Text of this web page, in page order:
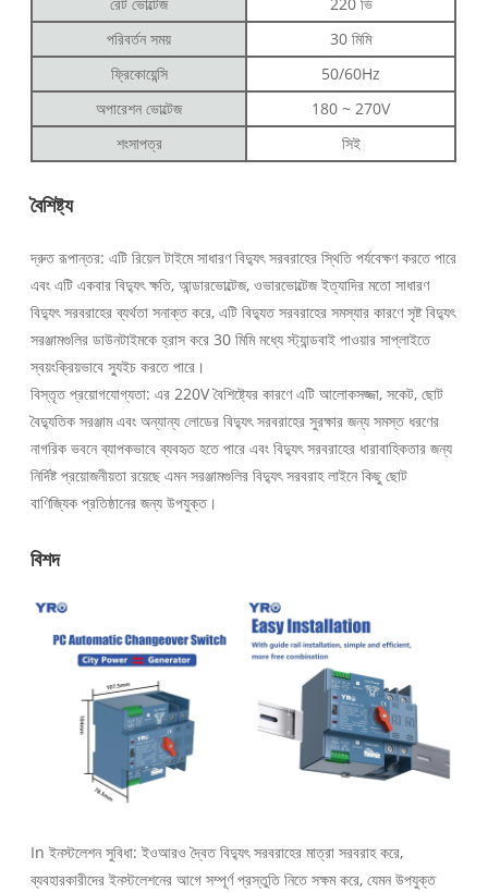
পরিবর্তন সময়
30 মিমি
ফ্রিকোয়েন্সি
50/60Hz
অপারেশন ভোল্টেজ
180 ~ 270V
শংসাপত্র
সিই
বৈশিষ্ট্য
দ্রুত রূপান্তর: এটি রিয়েল টাইমে সাধারণ বিদ্যুৎ সরবরাহের স্থিতি পর্যবেক্ষণ করতে পারে
এবং এটি একবার বিদ্যুৎ ক্ষতি, আন্ডারভোল্টেজ, ওভারভোল্টেজ ইত্যাদির মতো সাধারণ
বিদ্যুৎ সরবরাহের ব্যর্থতা সনাক্ত করে, এটি বিদ্যুত সরবরাহের সমস্যার কারণে সৃষ্ট বিদ্যুৎ
সরঞ্জামগুলির ডাউনটাইমকে হ্রাস করে 30 মিমি মধ্যে স্ট্যান্ডবাই পাওয়ার সাপ্লাইতে
স্বয়ংক্রিয়ভাবে স্যুইচ করতে পারে।
বিস্তৃত প্রয়োগযোগ্যতা: এর 220V বৈশিষ্ট্যের কারণে এটি আলোকসজ্জা, সকেট, ছোট
বৈদ্যুতিক সরঞ্জাম এবং অন্যান্য লোডের বিদ্যুৎ সরবরাহের সুরক্ষার জন্য সমস্ত ধরণের
নাগরিক ভবনে ব্যাপকভাবে ব্যবহৃত হতে পারে এবং বিদ্যুৎ সরবরাহের ধারাবাহিকতার জন্য
নির্দিষ্ট প্রয়োজনীয়তা রয়েছে এমন সরঞ্জামগুলির বিদ্যুৎ সরবরাহ লাইনে কিছু ছোট
বাণিজ্যিক প্রতিষ্ঠানের জন্য উপযুক্ত।
বিশদ
In ইনস্টলেশন সুবিধা: ইওআরও দ্বৈত বিদ্যুৎ সরবরাহের মাত্রা সরবরাহ করে,
ব্যবহারকারীদের ইনস্টলেশনের আগে সম্পূর্ণ প্রস্তুতি নিতে সক্ষম করে, যেমন উপযুক্ত